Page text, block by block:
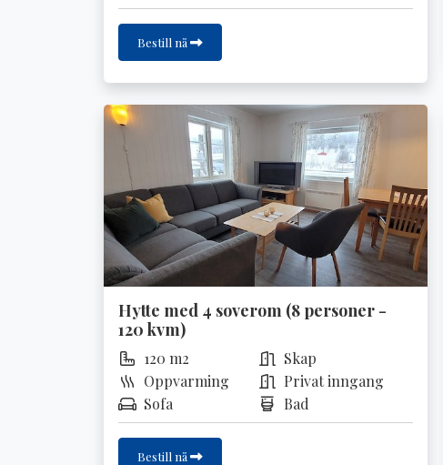
Bestill nå
Hytte med 4 soverom (8 personer -
120 kvm)
120 m2
Skap
Oppvarming
Privat inngang
Sofa
Bad
Bestill nå